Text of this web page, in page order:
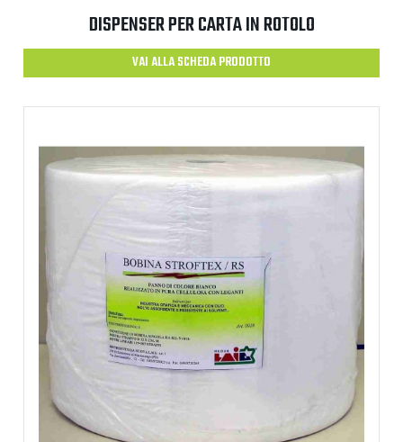
DISPENSER PER CARTA IN ROTOLO
VAI ALLA SCHEDA PRODOTTO